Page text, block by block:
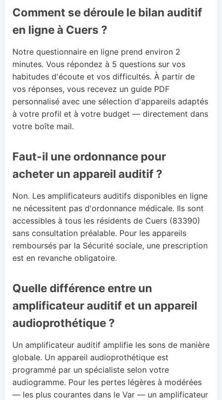
Comment se déroule le bilan auditif
en ligne à Cuers ?
Notre questionnaire en ligne prend environ 2
minutes. Vous répondez à 5 questions sur vos
habitudes d'écoute et vos difficultés. À partir de
vos réponses, vous recevez un guide PDF
personnalisé avec une sélection d'appareils adaptés
à votre profil et à votre budget — directement dans
votre boîte mail.
Faut-il une ordonnance pour
acheter un appareil auditif ?
Non. Les amplificateurs auditifs disponibles en ligne
ne nécessitent pas d'ordonnance médicale. Ils sont
accessibles à tous les résidents de Cuers (83390)
sans consultation préalable. Pour les appareils
remboursés par la Sécurité sociale, une prescription
est en revanche obligatoire.
Quelle différence entre un
amplificateur auditif et un appareil
audioprothétique ?
Un amplificateur auditif amplifie les sons de manière
globale. Un appareil audioprothétique est
programmé par un spécialiste selon votre
audiogramme. Pour les pertes légères à modérées
— les plus courantes dans le Var — un amplificateur